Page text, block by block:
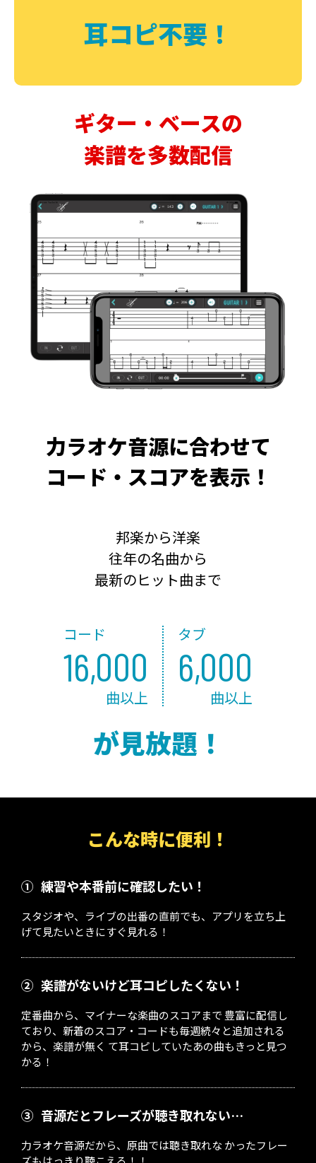
耳コピ不要！
ギター・ベースの
楽譜を多数配信
力ラオケ音源に合わせて
コード・スコアを表示！
邦楽から洋楽
往年の名曲から
最新のヒット曲まで
コード
16,000
曲以上
タブ
6,000
曲以上
が見放題！
こんな時に便利！
① 練習や本番前に確認したい！
スタジオや、ライブの出番の直前でも、アプリを立ち上
げて見たいときにすぐ見れる！
② 楽譜がないけど耳コピしたくない！
定番曲から、マイナーな楽曲のスコアまで 豊富に配信し
ており、新着のスコア・コードも毎週続々と追加される
から、楽譜が無く て耳コピしていたあの曲もきっと見つ
かる！
③ 音源だとフレーズが聴き取れない…
力ラオケ音源だから、原曲では聴き取れな かったフレー